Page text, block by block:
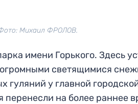
Михаил ФРОЛОВ.
имени Горького. Здесь
светящимися
у главной
перенесли на более раннее